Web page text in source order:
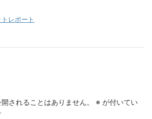
レポート
されることはありません。 ※ が付いてい